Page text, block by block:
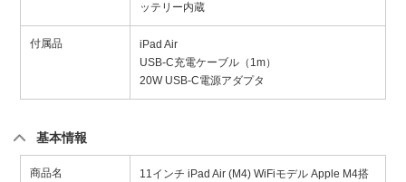
ッテリー内蔵
付属品
iPad Air
USB-C充電ケーブル（1m）
20W USB-C電源アダプタ
基本情報
商品名
11インチ iPad Air (M4) WiFiモデル Apple M4搭